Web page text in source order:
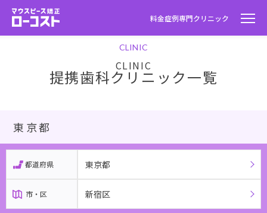
料金症例専門クリニック
CLINIC
提携歯科クリニック一覧
東京都
都道府県 東京都
市・区 新宿区